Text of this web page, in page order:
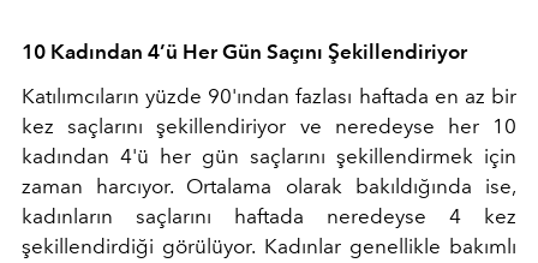
10 Kadından 4’ü Her Gün Saçını Şekillendiriyor
Katılımcıların yüzde 90'ından fazlası haftada en az bir
kez saçlarını şekillendiriyor ve neredeyse her 10
kadından 4'ü her gün saçlarını şekillendirmek için
zaman harcıyor. Ortalama olarak bakıldığında ise,
kadınların saçlarını haftada neredeyse 4 kez
şekillendirdiği görülüyor. Kadınlar genellikle bakımlı